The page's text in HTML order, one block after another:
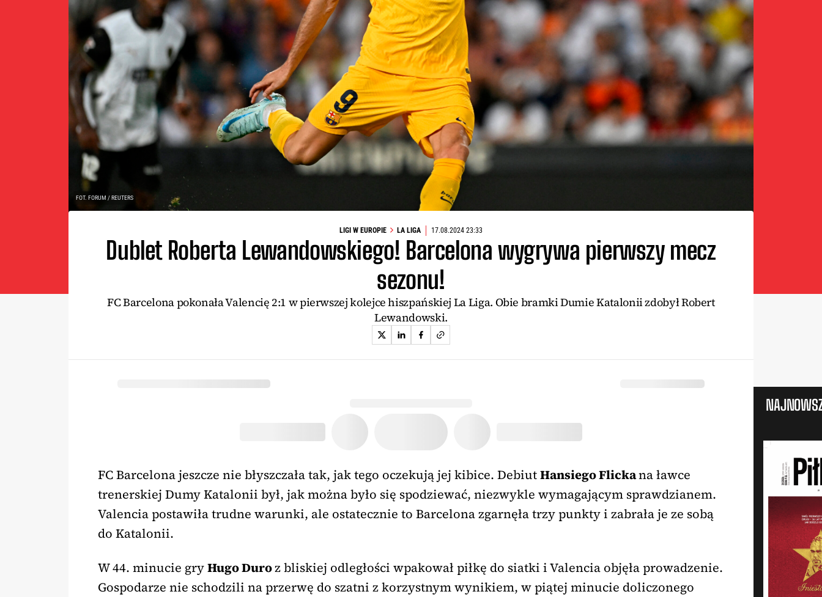
FOT. FORUM / REUTERS
LIGI W EUROPIE LA LIGA 17.08.2024 23:33
Dublet Roberta Lewandowskiego! Barcelona wygrywa pierwszy mecz
sezonu!
FC Barcelona pokonała Valencię 2:1 w pierwszej kolejce hiszpańskiej La Liga. Obie bramki Dumie Katalonii zdobył Robert
Lewandowski.
FC Barcelona jeszcze nie błyszczała tak, jak tego oczekują jej kibice. DebiutHansiego Flickana ławce
trenerskiej Dumy Katalonii był, jak można było się spodziewać, niezwykle wymagającym sprawdzianem.
Valencia postawiła trudne warunki, ale ostatecznie to Barcelona zgarnęła trzy punkty i zabrała je ze sobą
do Katalonii.
W 44. minucie gryHugo Duroz bliskiej odległości wpakował piłkę do siatki i Valencia objęła prowadzenie.
Gospodarze nie schodzili na przerwę do szatni z korzystnym wynikiem, w piątej minucie doliczonego